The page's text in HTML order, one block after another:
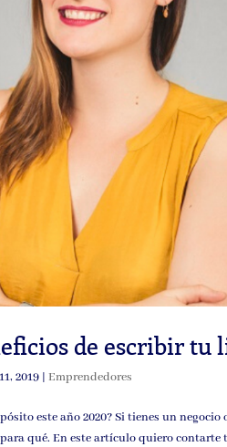
de escribir tu
2019 |Emprendedores
este año 2020? Si tienes un
qué. En este artículo quiero